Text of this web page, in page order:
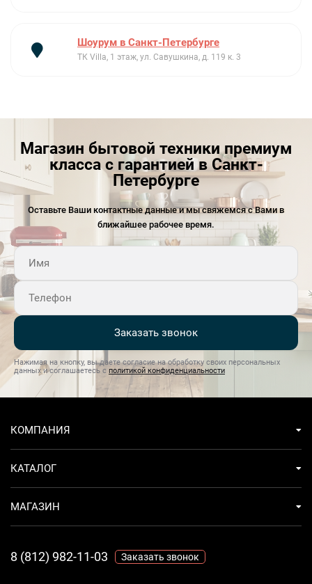
Шоурум в Санкт-Петербурге
ТК Villa, 1 этаж, ул. Савушкина, д. 119 к. 3
Магазин бытовой техники премиум
класса с гарантией в Санкт-
Петербурге
Оставьте Ваши контактные данные и мы свяжемся с Вами в
ближайшее рабочее время.
Заказать звонок
Нажимая на кнопку, вы даете согласие на обработку своих персональных
данных и соглашаетесь с политикой конфиденциальности
КОМПАНИЯ
КАТАЛОГ
МАГАЗИН
8 (812) 982-11-03 Заказать звонок